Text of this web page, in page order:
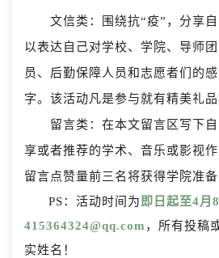
文信类：围绕抗“疫”，分享
以表达自己对学校、学院、导师
员、后勤保障人员和志愿者们的
字。该活动凡是参与就有精美礼
留言类：在本文留言区写下
享或者推荐的学术、音乐或影视作
留言点赞量前三名将获得学院准
PS：活动时间为 即日起至4月
415364324@qq.com ， 所有投稿
实姓名！